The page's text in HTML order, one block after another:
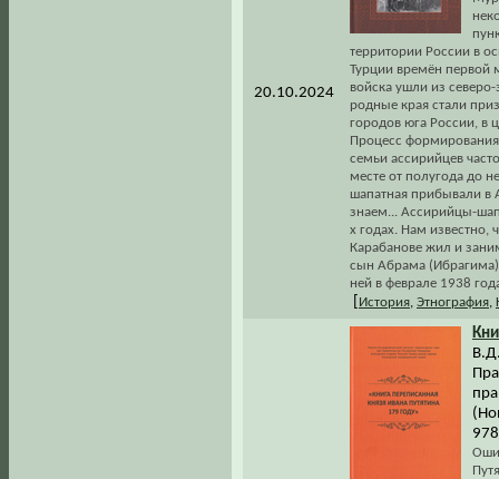
20.10.2024
территории России в
Турции времён первой
войска ушли из
родные края стали
городов юга России, в
Процесс формирования
семьи ассирийцев
месте от полугода до
шапатная прибывали в
знаем... Ассирийцы-
х годах. Нам известно,
Карабанове жил и
сын Абрама (Ибрагима)
ней в феврале 1938
История Этнография